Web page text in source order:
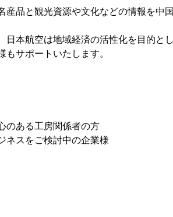
品と観光資源や文化などの情報を中
本航空は地域経済の活性化を目的と
サポートいたします。
のある工房関係者の方
ネスをご検討中の企業様